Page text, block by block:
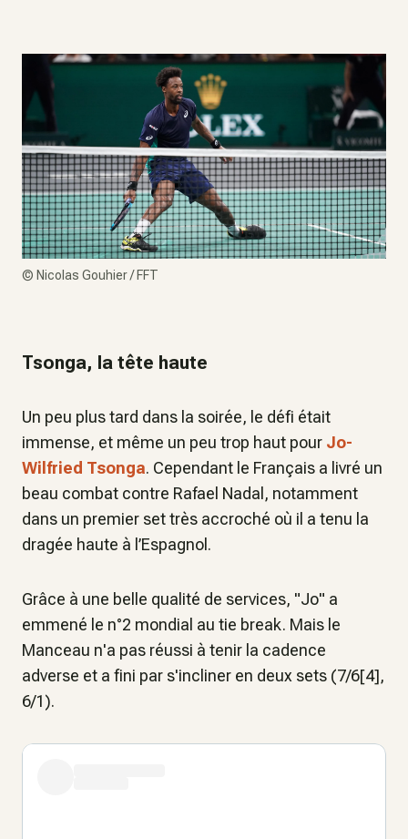
© Nicolas Gouhier / FFT
Tsonga, la tête haute
Un peu plus tard dans la soirée, le défi était
immense, et même un peu trop haut pour Jo-
Wilfried Tsonga. Cependant le Français a livré un
beau combat contre Rafael Nadal, notamment
dans un premier set très accroché où il a tenu la
dragée haute à l’Espagnol.
Grâce à une belle qualité de services, "Jo" a
emmené le n°2 mondial au tie break. Mais le
Manceau n'a pas réussi à tenir la cadence
adverse et a fini par s'incliner en deux sets (7/6[4],
6/1).